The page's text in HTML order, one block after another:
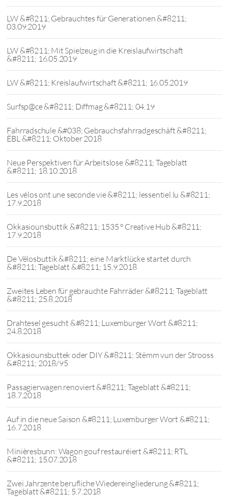
LW &#8211; Gebrauchtes für Generationen &#8211;
03.09.2019
LW &#8211; Mit Spielzeug in die Kreislaufwirtschaft
&#8211; 16.05.2019
LW &#8211; Kreislaufwirtschaft &#8211; 16.05.2019
Surfsp@ce &#8211; Diffmag &#8211; 04.19
Fahrradschule &#038; Gebrauchsfahrradgeschäft &#8211;
ËBL &#8211; Oktober 2018
Neue Perspektiven für Arbeitslose &#8211; Tageblatt
&#8211; 18.10.2018
Les vélos ont une seconde vie &#8211; lessentiel.lu &#8211;
17.9.2018
Okkasiounsbuttik &#8211; 1535 ° Creative Hub &#8211;
17.9.2018
De Vëlosbuttik &#8211; eine Marktlücke startet durch
&#8211; Tageblatt &#8211; 15.9.2018
Zweites Leben für gebrauchte Fahrräder &#8211; Tageblatt
&#8211; 25.8.2018
Drahtesel gesucht &#8211; Luxemburger Wort &#8211;
24.8.2018
Okkasiounsbuttek oder DIY &#8211; Stëmm vun der Strooss
&#8211; 2018/95
Passagierwagen renoviert &#8211; Tageblatt &#8211;
18.7.2018
Auf in die neue Saison &#8211; Luxemburger Wort &#8211;
16.7.2018
Minièresbunn: Wagon gouf restauréiert &#8211; RTL
&#8211; 15.07.2018
Zwei Jahrzente berufliche Wiedereingliederung &#8211;
Tageblatt &#8211; 5.7.2018